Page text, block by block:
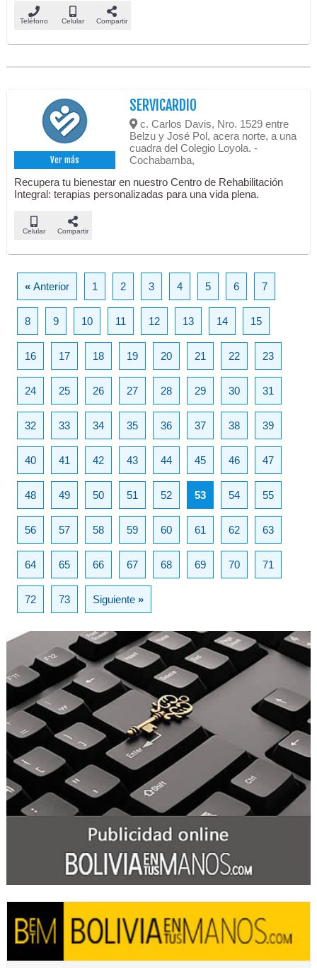
Teléfono Celular Compartir
Ver más
SERVICARDIO
c. Carlos Davis, Nro. 1529 entre
Belzu y José Pol, acera norte, a una
cuadra del Colegio Loyola. -
Cochabamba,
Recupera tu bienestar en nuestro Centro de Rehabilitación
Integral: terapias personalizadas para una vida plena.
Celular Compartir
«Anterior 1 2 3 4 5 6 7
8 9 10 11 12 13 14 15
16 17 18 19 20 21 22 23
24 25 26 27 28 29 30 31
32 33 34 35 36 37 38 39
40 41 42 43 44 45 46 47
48 49 50 51 52 53 54 55
56 57 58 59 60 61 62 63
64 65 66 67 68 69 70 71
72 73 Siguiente»